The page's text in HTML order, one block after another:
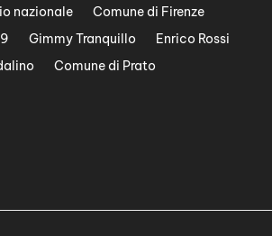
nazionale
Comune di Firenze
Gimmy Tranquillo
Enrico Rossi
Comune di Prato